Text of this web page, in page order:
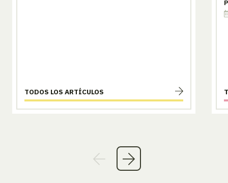
TODOS LOS ARTÍCULOS